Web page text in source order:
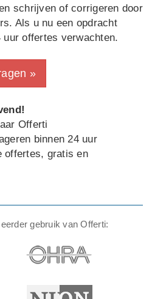
schrijven of corrigeren door
Als u nu een opdracht
offertes verwachten.
»
Offerti
binnen 24 uur
offertes, gratis en
gebruik van Offerti: